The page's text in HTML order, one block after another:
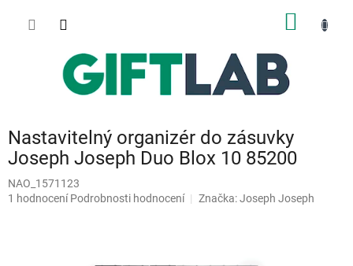
Nastavitelný organizér do zásuvky
Joseph Joseph Duo Blox 10 85200
NAO_1571123
Průměrné
1 hodnocení Podrobnosti hodnocení Značka:Joseph Joseph